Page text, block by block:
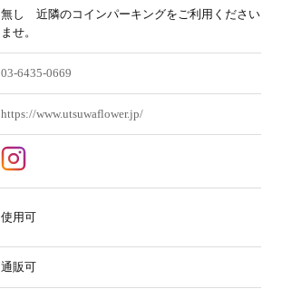
無し 近隣のコインパーキングをご利用ください
ませ。
03-6435-0669
https://www.utsuwaflower.jp/
使用可
通販可